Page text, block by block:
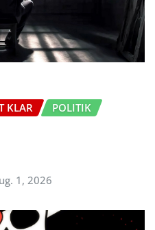
KLAR
POLITIK
1, 2026